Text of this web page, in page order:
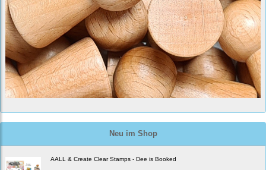
Neu im Shop
AALL & Create Clear Stamps - Dee is Booked